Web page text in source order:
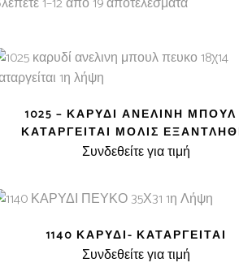
1025 – ΚΑΡΥΔΊ ΑΝΕΛΊΝΗ ΜΠΟΎΛ
ΚΑΤΑΡΓΕΊΤΑΙ ΜΌΛΙΣ
Συνδεθείτε για τιμή
1140 ΚΑΡΥΔΊ- ΚΑΤΑΡΓΕΊΤΑΙ
Συνδεθείτε για τιμή